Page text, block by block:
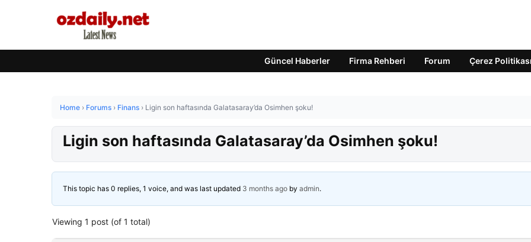
Güncel Haberler Firma Rehberi Forum Çerez Politikası
Home › Forums › Finans › Ligin son haftasında Galatasaray’da Osimhen şoku!
Ligin son haftasında Galatasaray’da Osimhen şoku!
This topic has 0 replies, 1 voice, and was last updated 3 months ago by admin.
Viewing 1 post (of 1 total)